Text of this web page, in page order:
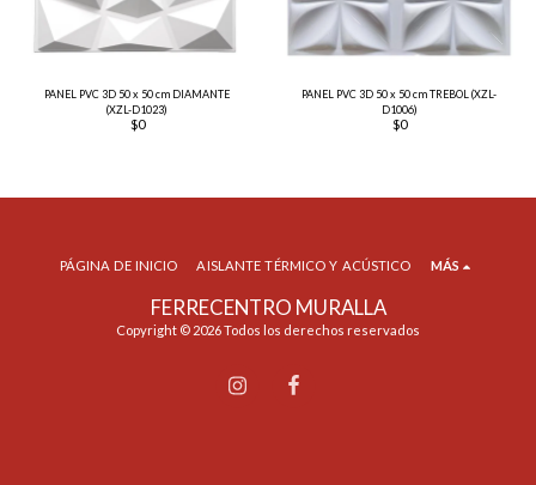
PANEL PVC 3D 50 x 50 cm DIAMANTE
(XZL-D1023)
$0
PANEL PVC 3D 50 x 50 cm TREBOL (XZL-
D1006)
$0
FERRECENTRO MURALLA
Copyright © 2026 Todos los derechos reservados
PÁGINA DE INICIO AISLANTE TÉRMICO Y ACÚSTICO MÁS